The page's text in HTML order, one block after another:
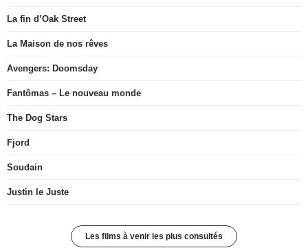
La fin d’Oak Street
La Maison de nos rêves
Avengers: Doomsday
Fantômas – Le nouveau monde
The Dog Stars
Fjord
Soudain
Justin le Juste
Les films à venir les plus consultés